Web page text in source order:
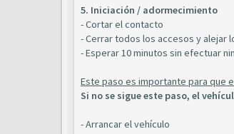
5. Iniciación / adormecimiento
- Cortar el contacto
- Cerrar todos los accesos y alejar
- Esperar 10 minutos sin efectuar
Este paso es importante para que
Si no se sigue este paso, el
- Arrancar el vehículo